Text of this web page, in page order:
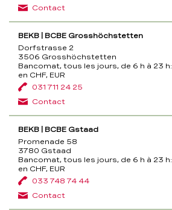
Contact
BEKB | BCBE Grosshöchstetten
Dorfstrasse 2
3506 Grosshöchstetten
Bancomat, tous les jours, de 6 h à 23 h:
en CHF, EUR
031 711 24 25
Contact
BEKB | BCBE Gstaad
Promenade 58
3780 Gstaad
Bancomat, tous les jours, de 6 h à 23 h:
en CHF, EUR
033 748 74 44
Contact